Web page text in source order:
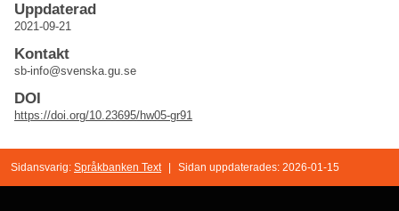
Uppdaterad
2021-09-21
Kontakt
sb-info@svenska.gu.se
DOI
https://doi.org/10.23695/hw05-gr91
Sidansvarig: Språkbanken Text Sidan uppdaterades: 2026-01-15